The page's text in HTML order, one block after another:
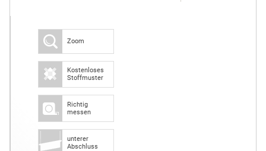
Zoom
Kostenloses
Stoffmuster
Richtig
messen
unterer
Abschluss